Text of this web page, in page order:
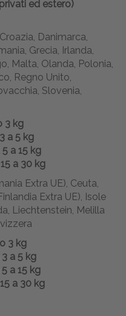
ed estero)
Danimarca,
Grecia, Irlanda,
Malta, Olanda, Polonia,
Regno Unito,
Slovenia,
3 kg
3 a 5 kg
5 a 15 kg
15 a 30 kg
Extra UE), Ceuta,
Extra UE), Isole
Liechtenstein, Melilla
3 kg
3 a 5 kg
5 a 15 kg
a 30 kg